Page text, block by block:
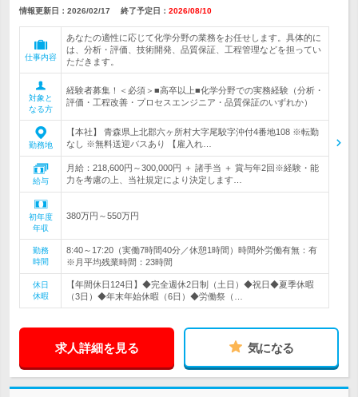
情報更新日：2026/02/17 終了予定日： 2026/08/10
仕事内容
あなたの適性に応じて化学分野の業務をお任せします。具体的に
は、分析・評価、技術開発、品質保証、工程管理などを担ってい
ただきます。
対象と
なる方
経験者募集！＜必須＞■高卒以上■化学分野での実務経験（分析・
評価・工程改善・プロセスエンジニア・品質保証のいずれか）
勤務地
【本社】 青森県上北郡六ヶ所村大字尾駮字沖付4番地108 ※転勤
なし ※無料送迎バスあり 【雇入れ…
給与
月給：218,600円～300,000円 ＋ 諸手当 ＋ 賞与年2回※経験・能
力を考慮の上、当社規定により決定します…
初年度
年収
380万円～550万円
勤務
時間
8:40～17:20（実働7時間40分／休憩1時間）時間外労働有無：有
※月平均残業時間：23時間
休日
休暇
【年間休日124日】◆完全週休2日制（土日）◆祝日◆夏季休暇
（3日）◆年末年始休暇（6日）◆労働祭（…
求人詳細を見る 気になる